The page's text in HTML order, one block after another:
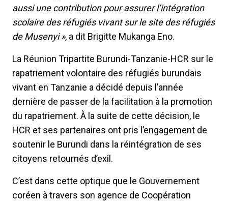
aussi une contribution pour assurer l’intégration
scolaire des réfugiés vivant sur le site des réfugiés
de Musenyi », a dit Brigitte Mukanga Eno.
La Réunion Tripartite Burundi-Tanzanie-HCR sur le
rapatriement volontaire des réfugiés burundais
vivant en Tanzanie a décidé depuis l’année
dernière de passer de la facilitation à la promotion
du rapatriement. À la suite de cette décision, le
HCR et ses partenaires ont pris l’engagement de
soutenir le Burundi dans la réintégration de ses
citoyens retournés d’exil.
C’est dans cette optique que le Gouvernement
coréen à travers son agence de Coopération